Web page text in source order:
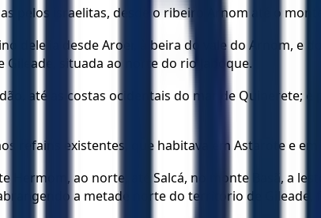
pelos israelitas, desde o ribeiro Arnom até o
dele ia desde Aroer, à beira do vale do Arnom, e
situada ao norte do rio Jaboque.
até as costas ocidentais do mar de Quinerete;
refains existentes, que habitava em Astarote e em
ao norte, até Salcá, no monte Basã, a
a metade norte do território de Gileade,